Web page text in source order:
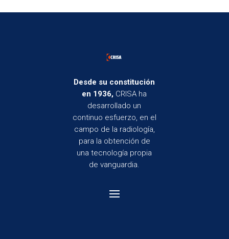
Desde su constitución
en 1936, CRISA ha
desarrollado un
continuo esfuerzo, en el
campo de la radiología,
para la obtención de
una tecnología propia
de vanguardia.